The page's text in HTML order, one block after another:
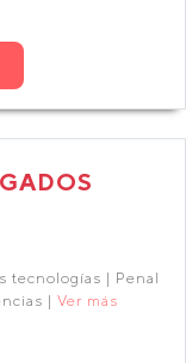
tecnologías | Penal
| Ver más